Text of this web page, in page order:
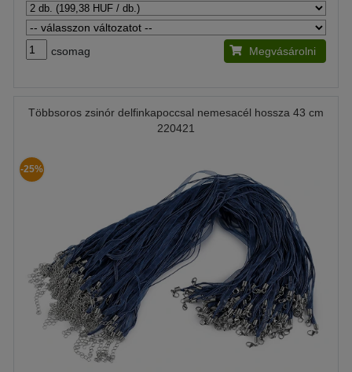
csomag Megvásárolni
Többsoros zsinór delfinkapoccsal nemesacél hossza 43 cm
220421
-25%